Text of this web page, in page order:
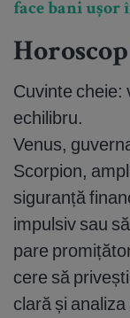
face bani ușor
Cuvinte cheie:
echilibru.
Venus,
Scorpion,
siguranță
impulsiv sau
pare
cere să
clară și